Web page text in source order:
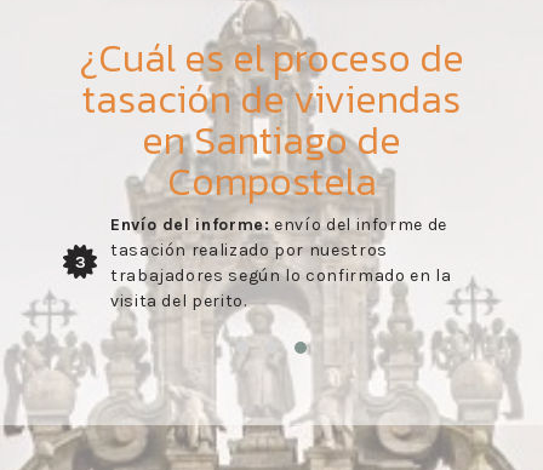
¿Cuál es el proceso de
tasación de viviendas
en Santiago de
Compostela
3
Envío del informe: envío del informe de
tasación realizado por nuestros
trabajadores según lo confirmado en la
visita del perito.